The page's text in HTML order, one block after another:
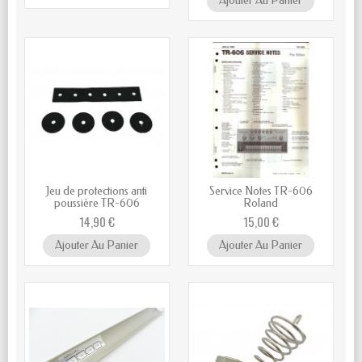
Jeu de protections anti
poussière TR-606
14,90 €
Ajouter Au Panier
Service Notes TR-606
Roland
15,00 €
Ajouter Au Panier